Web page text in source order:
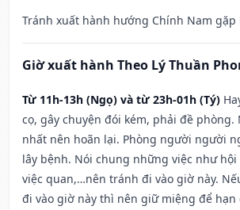
Tránh xuất hành hướng Chính Nam gặp
Giờ xuất hành Theo Lý Thuần
Từ 11h-13h (Ngọ) và từ 23h-01h (Tý)
cọ, gây chuyện đói kém, phải đề
nhất nên hoãn lại. Phòng người người
lây bệnh. Nói chung những việc như
việc quan,…nên tránh đi vào giờ này.
đi vào giờ này thì nên giữ miệng để hạn